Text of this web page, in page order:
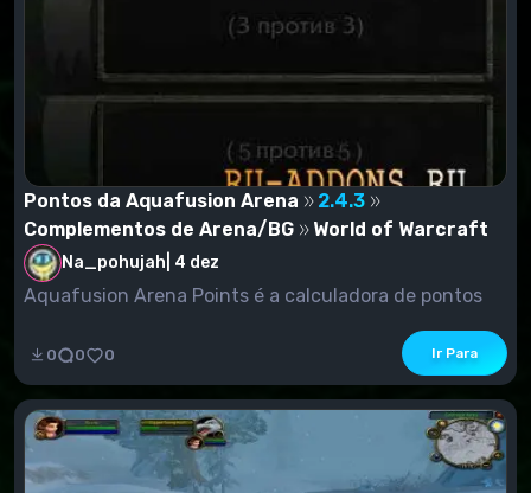
Pontos da Aquafusion Arena
2.4.3
Complementos de Arena/BG
World of Warcraft
Na_pohujah 4 dez
Aquafusion Arena Points é a calculadora de pontos
0 0 0 Ir Para